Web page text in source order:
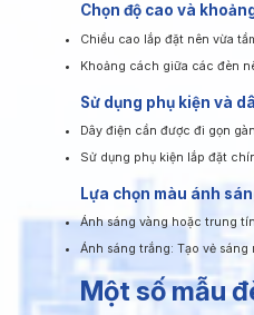
Chọn độ cao và
Chiều cao lắp đặt nên vừa
Khoảng cách giữa các đèn
Sử dụng phụ kiện và
Dây điện cần được đi gọn
Sử dụng phụ kiện lắp đặt
Lựa chọn màu ánh
Ánh sáng vàng hoặc trung
Ánh sáng trắng: Tạo vẻ
Một số mẫu